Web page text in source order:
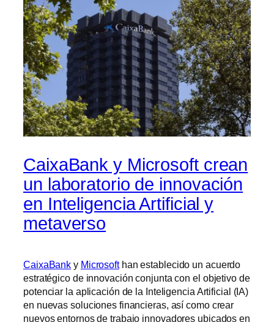
CaixaBank y Microsoft crean
un laboratorio de innovación
en Inteligencia Artificial y
metaverso
CaixaBank y Microsofthan establecido un acuerdo
estratégico de innovación conjunta con el objetivo de
potenciar la aplicación de la Inteligencia Artificial (IA)
en nuevas soluciones financieras, así como crear
nuevos entornos de trabajo innovadores ubicados en